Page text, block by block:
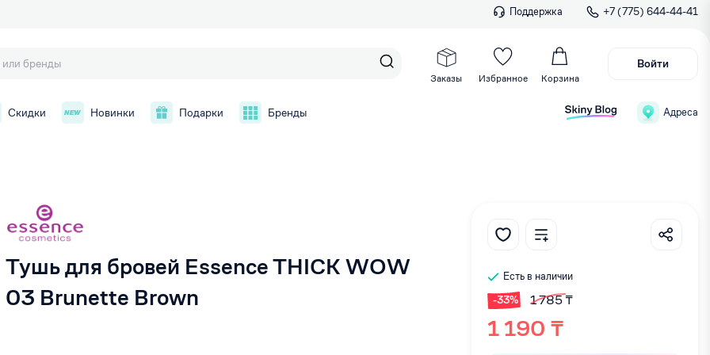
Поддержка +7 (775) 644-44-41
Заказы Избранное Корзина
Войти
Скидки Новинки Подарки Бренды Адреса
Тушь для бровей Essence THICK WOW
03 Brunette Brown
Есть в наличии
-33%
1 785 ₸
1 190 ₸